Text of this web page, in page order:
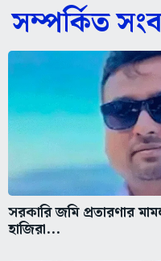
সম্পর্কিত
সরকারি জমি প্রতারণার
হাজিরা...